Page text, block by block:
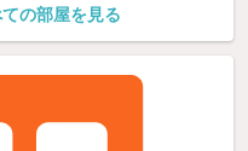
の部屋を見る